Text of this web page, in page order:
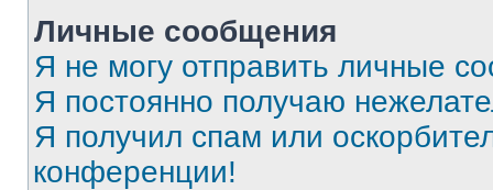
Личные сообщения
Я не могу отправить личные
Я постоянно получаю
Я получил спам или
конференции!